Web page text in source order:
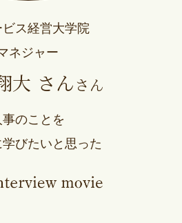
ビス経営大学院
ネジャー
大 さん さん
事のことを
びたいと思った